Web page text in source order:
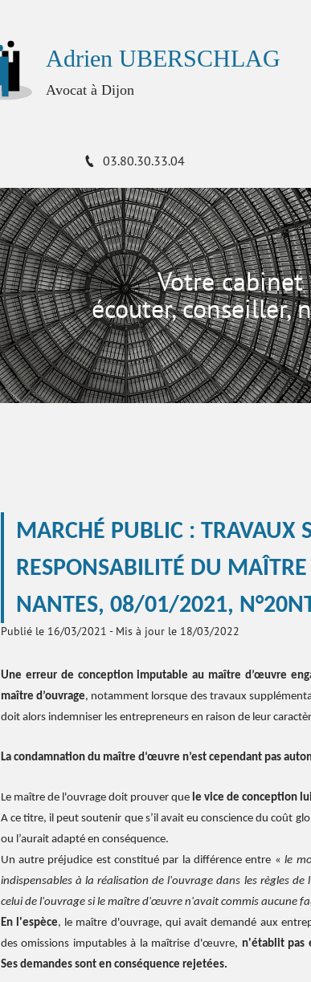
Adrien UBERSCHLAG
Avocat à Dijon
03.80.30.33.04
Votre
écouter, conseiller,
MARCHÉ PUBLIC : TRAVAUX
RESPONSABILITÉ DU
NANTES, 08/01/2021,
Publié le 16/03/2021 - Mis à jour le 18/03/2022
Une erreur de conception imputable au maître d’œuvre
maître d’ouvrage, notamment lorsque des travaux
doit alors indemniser les entrepreneurs en raison de leur
La condamnation du maître d‘œuvre n’est cependant pas
Le maître de l'ouvrage doit prouver que le vice de conception
A ce titre, il peut soutenir que s’il avait eu conscience du coût
ou l’aurait adapté en conséquence.
Un autre préjudice est constitué par la différence entre «le
indispensables à la réalisation de l'ouvrage dans les règles
celui de l'ouvrage si le maître d'œuvre n'avait commis aucune
En l'espèce, le maître d'ouvrage, qui avait demandé aux
des omissions imputables à la maîtrise d'œuvre, n'établit pas
Ses demandes sont en conséquence rejetées.